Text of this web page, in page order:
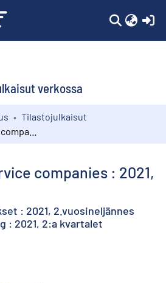
verkossa
Tilastojulkaisut
companies : 2021,
: 2021, 2.vuosineljännes
: 2021, 2:a kvartalet